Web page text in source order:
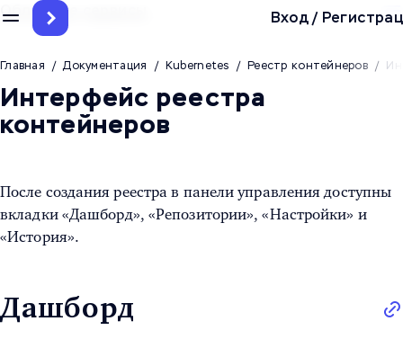
Вход/
Облачные сервисы
Главная / Документация / Kubernetes / Реестр контейнеров /
Интерфейс реестра
контейнеров
После создания реестра в панели управления доступны
вкладки «Дашборд», «Репозитории», «Настройки» и
«История».
Дашборд